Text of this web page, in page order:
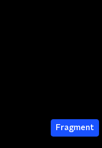
Fragment